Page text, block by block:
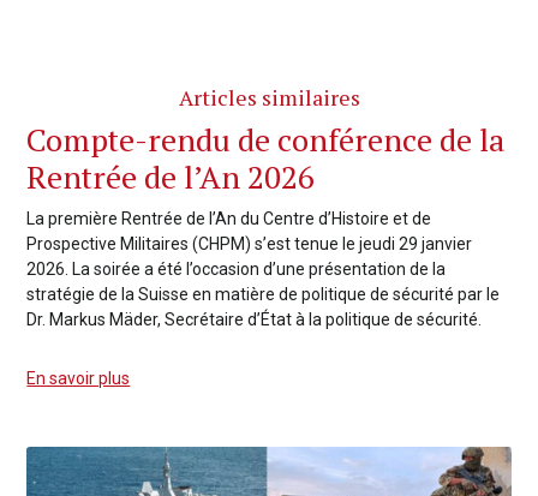
Articles similaires
Compte-rendu de conférence de la
Rentrée de l’An 2026
La première Rentrée de l’An du Centre d’Histoire et de
Prospective Militaires (CHPM) s’est tenue le jeudi 29 janvier
2026. La soirée a été l’occasion d’une présentation de la
stratégie de la Suisse en matière de politique de sécurité par le
Dr. Markus Mäder, Secrétaire d’État à la politique de sécurité.
En savoir plus